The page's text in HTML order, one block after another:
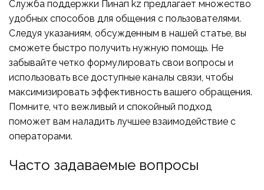
Служба поддержки Пинап kz предлагает множество
удобных способов для общения с пользователями.
Следуя указаниям, обсужденным в нашей статье, вы
сможете быстро получить нужную помощь. Не
забывайте четко формулировать свои вопросы и
использовать все доступные каналы связи, чтобы
максимизировать эффективность вашего обращения.
Помните, что вежливый и спокойный подход
поможет вам наладить лучшее взаимодействие с
операторами.
Часто задаваемые вопросы